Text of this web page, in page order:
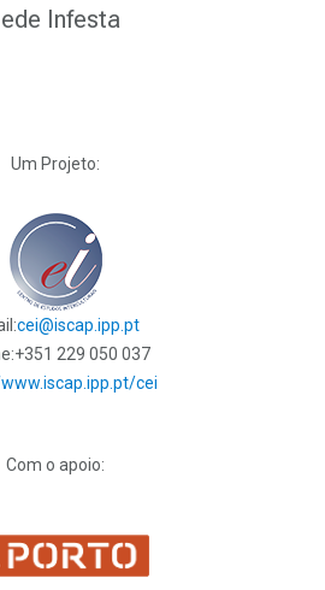
Infesta
Um Projeto:
cei@iscap.ipp.pt
+351 229 050 037
cei
Com o apoio: